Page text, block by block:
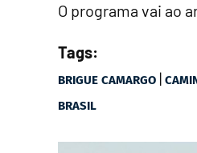
O programa vai ao
Tags:
BRIGUE CAMARGO |
BRASIL